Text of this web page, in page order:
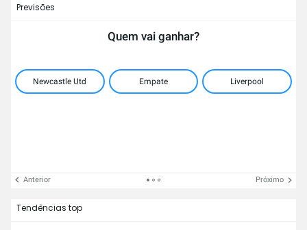
Previsões
Quem vai ganhar?
Newcastle Utd Empate Liverpool
Anterior Próximo
Tendências top